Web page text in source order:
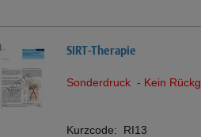
SIRT-Therapie
Sonderdruck - Kein
Kurzcode: RI13